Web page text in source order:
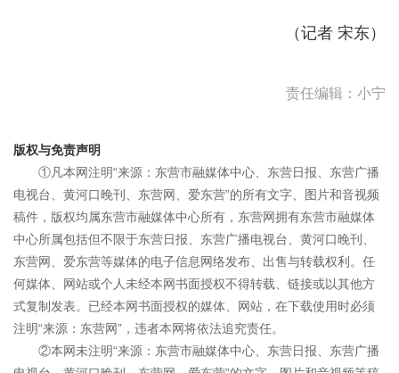
（记者 宋东）
责任编辑：小宁
版权与免责声明
①凡本网注明“来源：东营市融媒体中心、东营日报、东营广播
电视台、黄河口晚刊、东营网、爱东营”的所有文字、图片和音视频
稿件，版权均属东营市融媒体中心所有，东营网拥有东营市融媒体
中心所属包括但不限于东营日报、东营广播电视台、黄河口晚刊、
东营网、爱东营等媒体的电子信息网络发布、出售与转载权利。任
何媒体、网站或个人未经本网书面授权不得转载、链接或以其他方
式复制发表。已经本网书面授权的媒体、网站，在下载使用时必须
注明“来源：东营网”，违者本网将依法追究责任。
②本网未注明“来源：东营市融媒体中心、东营日报、东营广播